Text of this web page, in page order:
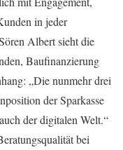
in jeder
Albert sieht die
Baufinanzierung
„Die nunmehr drei
der Sparkasse
der digitalen Welt.“
bei